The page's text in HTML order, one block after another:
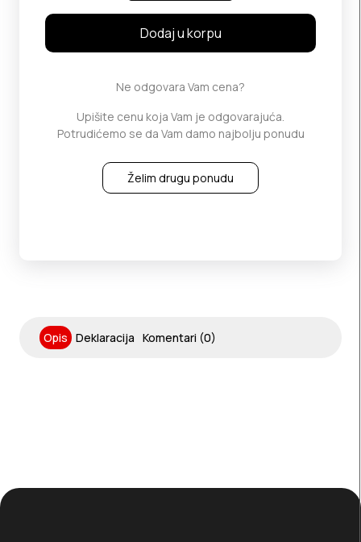
Dodaj u korpu
Ne odgovara Vam cena?
Upišite cenu koja Vam je odgovarajuća.
Potrudićemo se da Vam damo najbolju ponudu
Želim drugu ponudu
Opis Deklaracija Komentari (0)